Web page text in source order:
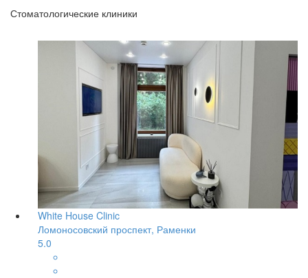
Стоматологические клиники
White House Clinic
Ломоносовский проспект, Раменки
5.0